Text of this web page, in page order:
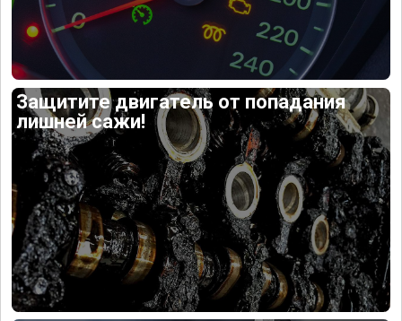
Защитите двигатель от попадания
лишней сажи!